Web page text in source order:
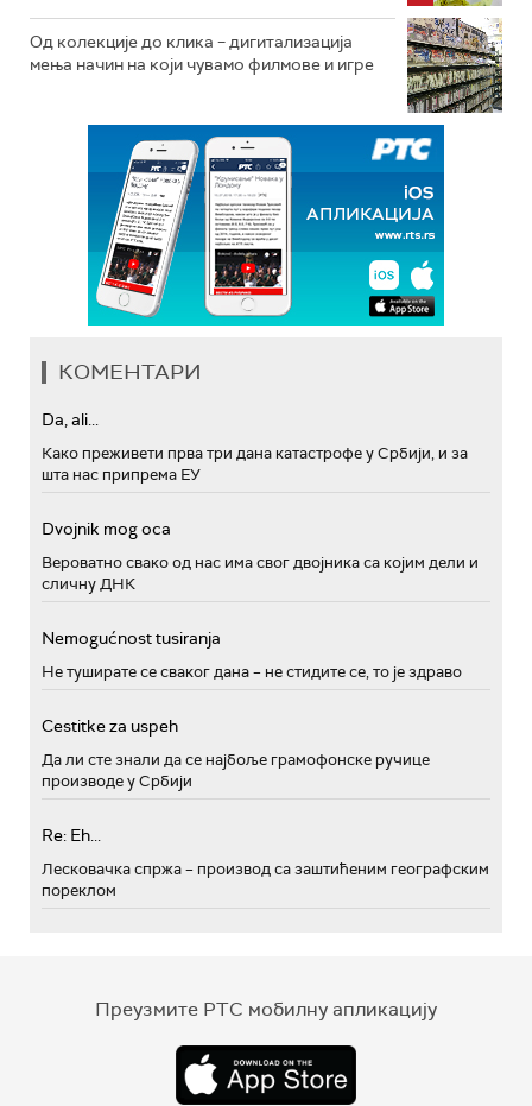
Од колекције до клика – дигитализација
мења начин на који чувамо филмове и игре
КОМЕНТАРИ
Da, ali...
Како преживети прва три дана катастрофе у Србији, и за
шта нас припрема ЕУ
Dvojnik mog oca
Вероватно свако од нас има свог двојника са којим дели и
сличну ДНК
Nemogućnost tusiranja
Не туширате се сваког дана – не стидите се, то је здраво
Cestitke za uspeh
Да ли сте знали да се најбоље грамофонске ручице
производе у Србији
Re: Eh...
Лесковачка спржа – производ са заштићеним географским
пореклом
Преузмите РТС мобилну апликацију